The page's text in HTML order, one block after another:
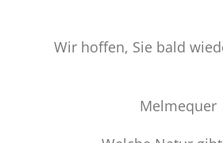
Wir hoffen, Sie bald
Melmequer